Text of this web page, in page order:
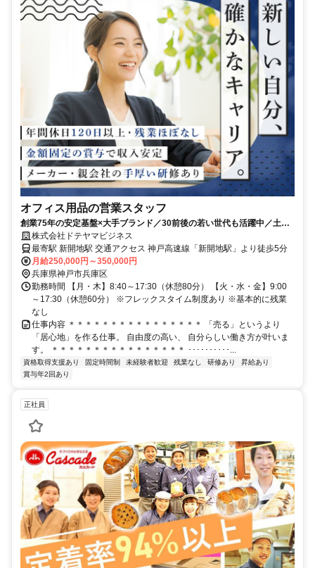
オフィス用品の営業スタッフ
創業75年の安定基盤×大手ブランド／30前後の若い世代も活躍中／土日
祝休／頑張りは賞与で還元
株式会社ドテヤマビジネス
最寄駅 新開地駅 交通アクセス 神戸高速線「新開地駅」より徒歩5分
月給250,000円～350,000円
兵庫県神戸市兵庫区
勤務時間 【月・木】8:40～17:30（休憩80分） 【火・水・金】9:00
～17:30（休憩60分） ※フレックスタイム制度あり ※基本的に残業
なし
仕事内容 ＊＊＊＊＊＊＊＊＊＊＊＊＊＊＊＊ 「売る」というより
「居心地」を作る仕事。 自由度の高い、 自分らしい働き方が叶いま
す。 ＊＊＊＊＊＊＊＊＊＊＊＊＊＊＊＊ ･･････････...
資格取得支援あり 固定時間制 未経験者歓迎 残業なし 研修あり
昇給あり
賞与年2回あり
正社員